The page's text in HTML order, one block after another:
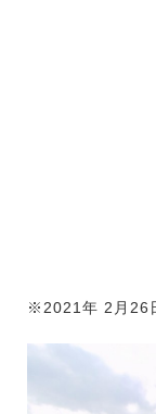
※2021年 2月26